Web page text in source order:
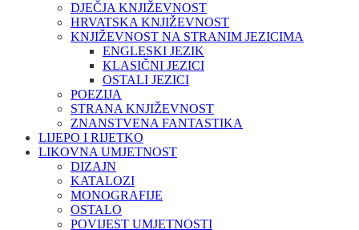
DJEČJA KNJIŽEVNOST
HRVATSKA KNJIŽEVNOST
KNJIŽEVNOST NA STRANIM JEZICIMA
ENGLESKI JEZIK
KLASIČNI JEZICI
OSTALI JEZICI
POEZIJA
STRANA KNJIŽEVNOST
ZNANSTVENA FANTASTIKA
LIJEPO I RIJETKO
LIKOVNA UMJETNOST
DIZAJN
KATALOZI
MONOGRAFIJE
OSTALO
POVIJEST UMJETNOSTI